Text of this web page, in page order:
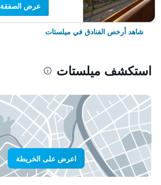
عرض الصفقة
شاهد أرخص الفنادق في ميلستات
استكشف ميلستات
اعرض على الخريطة